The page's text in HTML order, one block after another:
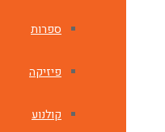
ספרות
פיזיקה
קולנוע